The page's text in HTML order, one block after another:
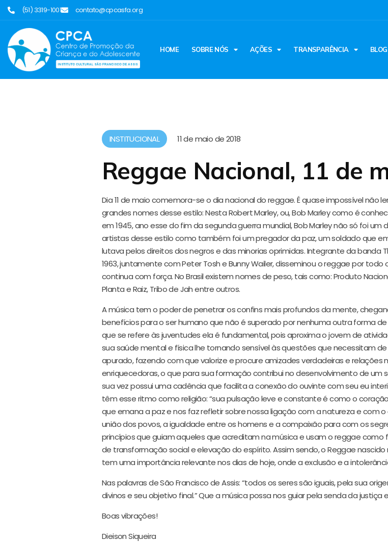
(51) 3319-1001 contato@cpcasfa.org
HOME SOBRE NÓS AÇÕES TRANSPARÊNCIA BLOG
INSTITUCIONAL 11 de maio de 2018
Reggae Nacional, 11 de
Dia 11 de maio comemora-se o dia nacional do reggae. É quase impossível não
grandes nomes desse estilo: Nesta Robert Marley, ou, Bob Marley como é
em 1945, ano esse do fim da segunda guerra mundial, Bob Marley não só foi um
artistas desse estilo como também foi um pregador da paz, um soldado que
lutava pelos direitos dos negros e das minorias oprimidas. Integrante da banda
1963, juntamente com Peter Tosh e Bunny Wailer, disseminou o reggae por todo
continua com força. No Brasil existem nomes de peso, tais como: Produto
Planta e Raiz, Tribo de Jah entre outros.
A música tem o poder de penetrar os confins mais profundos da mente,
benefícios para o ser humano que não é superado por nenhuma outra forma
que se refere às juventudes ela é fundamental, pois aproxima o jovem de
sua saúde mental e física lhe tornando sensível às questões que necessitam
apurado, fazendo com que valorize e procure amizades verdadeiras e relações
enriquecedoras, o que para sua formação contribui no desenvolvimento de um
sua vez possui uma cadência que facilita a conexão do ouvinte com seu eu
têm esse ritmo como religião: “sua pulsação leve e constante é como o
que emana a paz e nos faz refletir sobre nossa ligação com a natureza e com o
união dos povos, a igualdade entre os homens e a compaixão para com os
princípios que guiam aqueles que acreditam na música e usam o reggae como
de transformação social e elevação do espírito. Assim sendo, o Reggae
tem uma importância relevante nos dias de hoje, onde a exclusão e a
Nas palavras de São Francisco de Assis: “todos os seres são iguais, pela sua
divinos e seu objetivo final.” Que a música possa nos guiar pela senda da justiça
Boas vibrações!
Dieison Siqueira